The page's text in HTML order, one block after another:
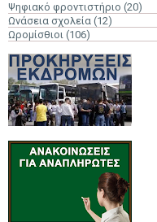
Ψηφιακό φροντιστήριο (20)
Ωνάσεια σχολεία (12)
Ωρομίσθιοι (106)